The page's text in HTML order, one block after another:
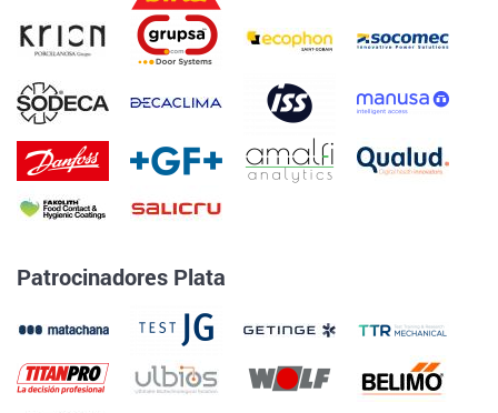
Patrocinadores Plata